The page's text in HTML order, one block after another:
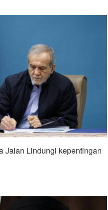
Jalan Lindungi kepentingan